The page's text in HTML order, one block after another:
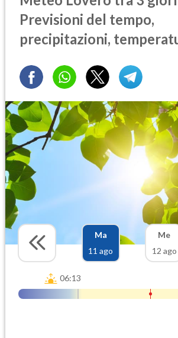
Previsioni del tempo,
precipitazioni,
Ma
11 ago
Me
12 ago
06:13